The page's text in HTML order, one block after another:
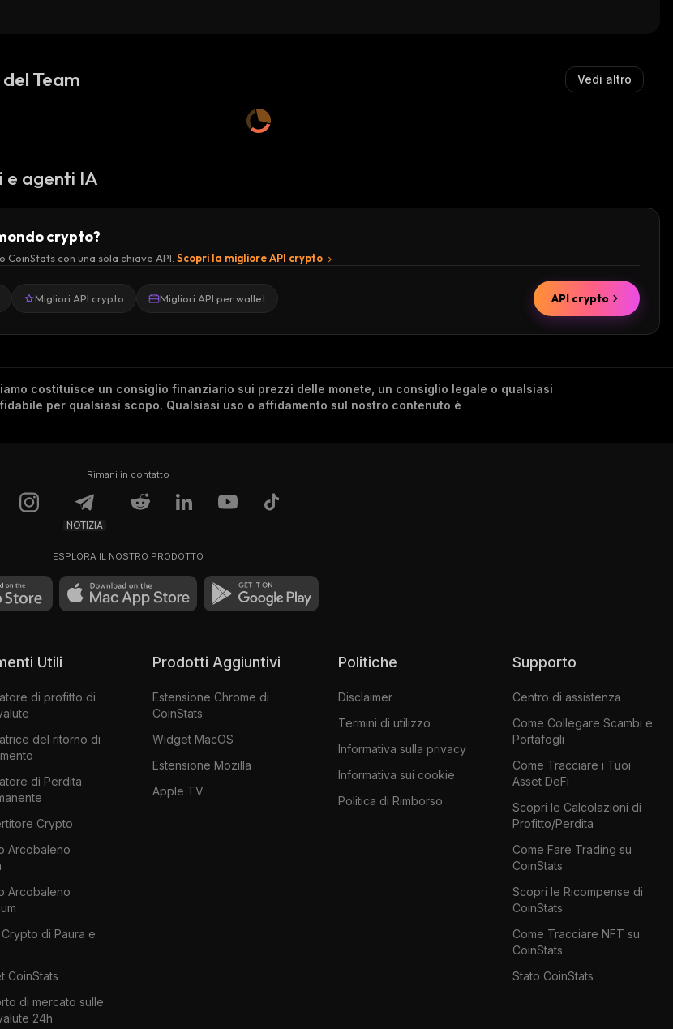
Team Vedi altro
e agenti IA
crypto?
con una sola chiave API. Scopri la migliore API crypto
Migliori API crypto Migliori API per wallet API crypto
costituisce un consiglio finanziario sui prezzi delle monete, un consiglio legale o qualsiasi
per qualsiasi scopo. Qualsiasi uso o affidamento sul nostro contenuto è
Rimani in contatto
NOTIZIA
ESPLORA IL NOSTRO PRODOTTO
Utili
di profitto di
del ritorno di
di Perdita
Crypto
Arcobaleno
Arcobaleno
di Paura e
CoinStats
di mercato sulle
24h
Prodotti Aggiuntivi
Estensione Chrome di
CoinStats
Widget MacOS
Estensione Mozilla
Apple TV
Politiche
Disclaimer
Termini di utilizzo
Informativa sulla privacy
Informativa sui cookie
Politica di Rimborso
Supporto
Centro di assistenza
Come Collegare Scambi e
Portafogli
Come Tracciare i Tuoi
Asset DeFi
Scopri le Calcolazioni di
Profitto/Perdita
Come Fare Trading su
CoinStats
Scopri le Ricompense di
CoinStats
Come Tracciare NFT su
CoinStats
Stato CoinStats